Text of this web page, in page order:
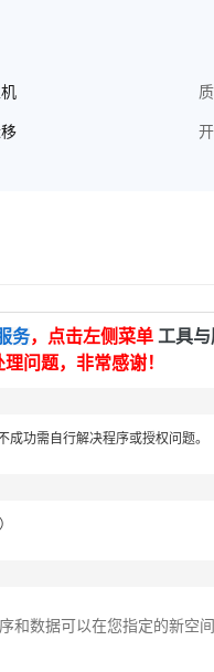
务，点击左侧菜单 工具
问题，非常感谢！
功需自行解决程序或授权问题。
数据可以在您指定的新空间